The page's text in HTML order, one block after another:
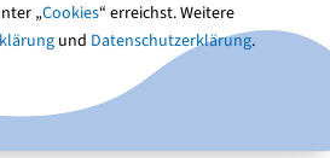
„Cookies“ erreichst. Weitere
und Datenschutzerklärung.